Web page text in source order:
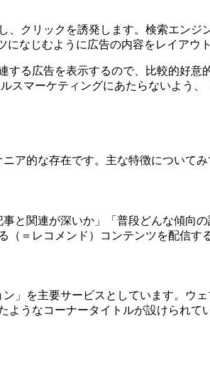
クリックを誘発します。検索エン
なじむように広告の内容をレイアウ
る広告を表示するので、比較的好
マーケティングにあたらないよう
ア的な存在です。主な特徴についてみ
と関連が深いか」「普段どんな傾向
＝レコメンド）コンテンツを配信す
」を主要サービスとしています。ウ
うなコーナータイトルが設けられて